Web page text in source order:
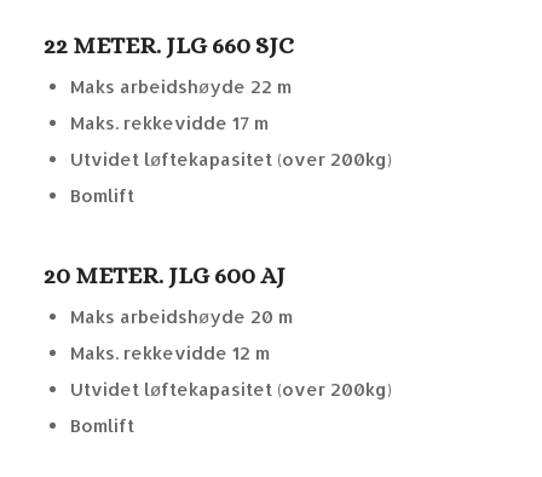
22 METER. JLG 660 SJC
Maks arbeidshøyde 22 m
Maks. rekkevidde 17 m
Utvidet løftekapasitet (over 200kg)
Bomlift
20 METER. JLG 600 AJ
Maks arbeidshøyde 20 m
Maks. rekkevidde 12 m
Utvidet løftekapasitet (over 200kg)
Bomlift